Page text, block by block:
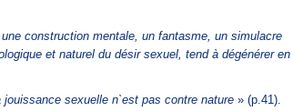
construction mentale, un fantasme, un simulacre
et naturel du désir sexuel, tend à dégénérer en
sexuelle n`est pas contre nature » (p.41).